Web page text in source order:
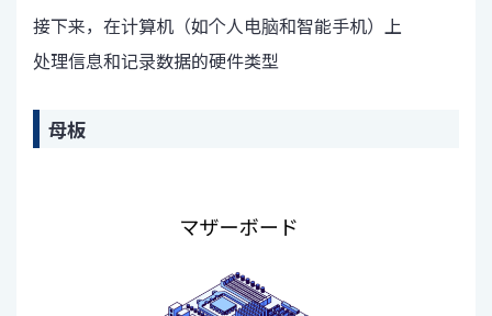
接下来， 在计算机（如个人电脑和智能手机）上
处理信息和记录数据的硬件类型
母板